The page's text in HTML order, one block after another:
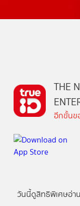
THE
อีกขั้นข
วันนี้ดูสิทธิพิเศษอ่าน